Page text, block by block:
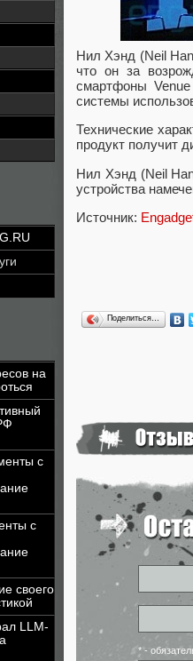
на
с
с
своего
LLM-
Нил Хэнд (Neil
что он за
смартфоны
системы
Технические
продукт получит
Нил Хэнд (Neil
устройства
Источник:
Поделиться…
* -